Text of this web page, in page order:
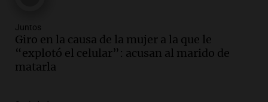
Audio.
empleados sufrió consecuencias
negativas por sus redes sociales
El dato confiable
Juntos
Giro en la causa de la mujer a la que le
“explotó el celular”: acusan al marido de
matarla